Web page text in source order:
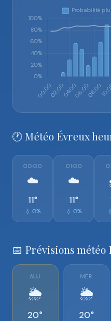
🕐 Météo Évreux
00:00
☁️
11°
💧 0%
01:00
☁️
11°
💧 0%
📅 Prévisions météo
AUJ.
🌦️
20°
MER.
🌦️
20°